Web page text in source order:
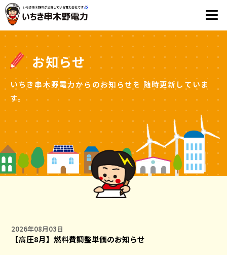
お知らせ
いちき串木野電力からのお知らせを 随時更新していま
す。
2026年08月03日
【高圧8月】燃料費調整単価のお知らせ